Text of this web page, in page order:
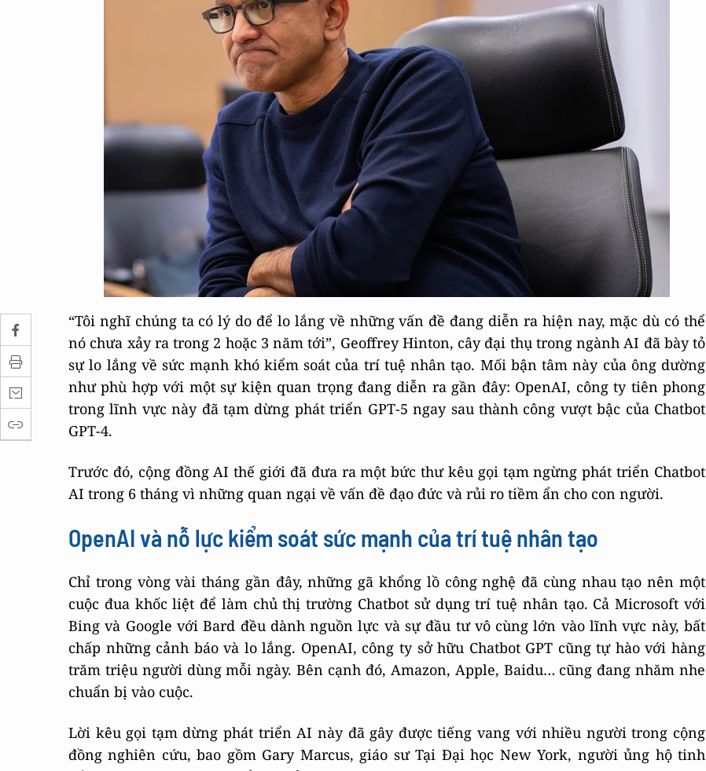
“Tôi nghĩ chúng ta có lý do để lo lắng về những vấn đề đang diễn ra hiện nay, mặc dù có thể
nó chưa xảy ra trong 2 hoặc 3 năm tới”, Geoffrey Hinton, cây đại thụ trong ngành AI đã bày tỏ
sự lo lắng về sức mạnh khó kiểm soát của trí tuệ nhân tạo. Mối bận tâm này của ông dường
như phù hợp với một sự kiện quan trọng đang diễn ra gần đây: OpenAI, công ty tiên phong
trong lĩnh vực này đã tạm dừng phát triển GPT-5 ngay sau thành công vượt bậc của Chatbot
GPT-4.
Trước đó, cộng đồng AI thế giới đã đưa ra một bức thư kêu gọi tạm ngừng phát triển Chatbot
AI trong 6 tháng vì những quan ngại về vấn đề đạo đức và rủi ro tiềm ẩn cho con người.
OpenAI và nỗ lực kiểm soát sức mạnh của trí tuệ nhân tạo
Chỉ trong vòng vài tháng gần đây, những gã khổng lồ công nghệ đã cùng nhau tạo nên một
cuộc đua khốc liệt để làm chủ thị trường Chatbot sử dụng trí tuệ nhân tạo. Cả Microsoft với
Bing và Google với Bard đều dành nguồn lực và sự đầu tư vô cùng lớn vào lĩnh vực này, bất
chấp những cảnh báo và lo lắng. OpenAI, công ty sở hữu Chatbot GPT cũng tự hào với hàng
trăm triệu người dùng mỗi ngày. Bên cạnh đó, Amazon, Apple, Baidu… cũng đang nhăm nhe
chuẩn bị vào cuộc.
Lời kêu gọi tạm dừng phát triển AI này đã gây được tiếng vang với nhiều người trong cộng
đồng nghiên cứu, bao gồm Gary Marcus, giáo sư Tại Đại học New York, người ủng hộ tinh